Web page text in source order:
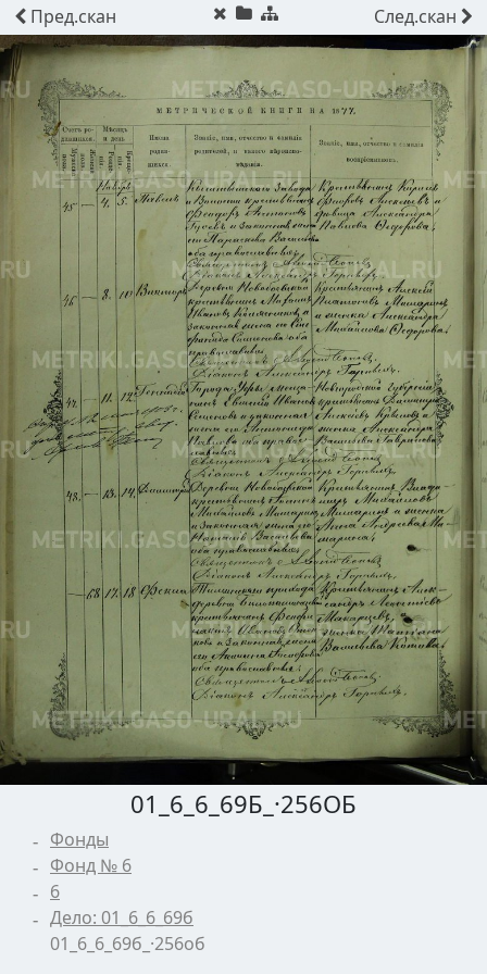
Пред.скан След.скан
01_6_6_69Б_·256ОБ
Фонды
Фонд № 6
6
Дело: 01_6_6_69б
01_6_6_69б_·256об